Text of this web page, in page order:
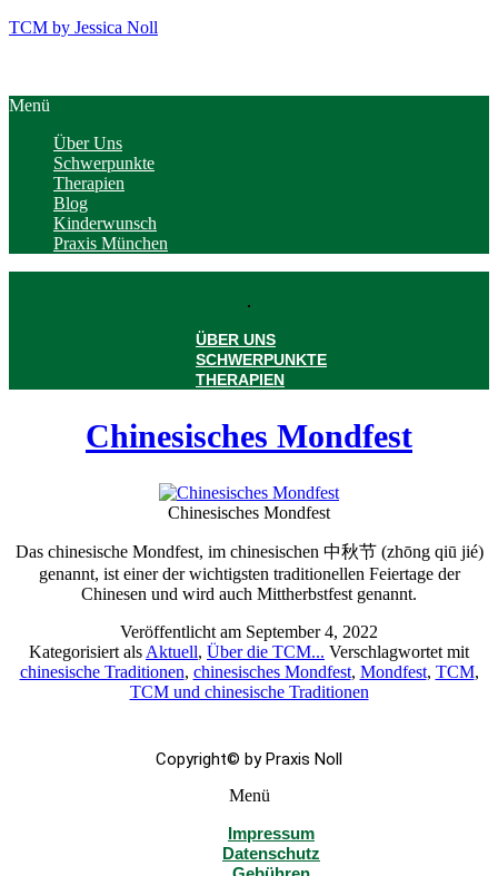
TCM by Jessica Noll
Menü
Über Uns
Schwerpunkte
Therapien
Blog
Kinderwunsch
Praxis München
ÜBER UNS
SCHWERPUNKTE
THERAPIEN
PRAXIS MÜNCHEN
Chinesisches Mondfest
Chinesisches Mondfest
Das chinesische Mondfest, im chinesischen 中秋节 (zhōng qiū jié)
genannt, ist einer der wichtigsten traditionellen Feiertage der
Chinesen und wird auch Mittherbstfest genannt.
Veröffentlicht am September 4, 2022
Kategorisiert als Aktuell, Über die TCM... Verschlagwortet mit
chinesische Traditionen, chinesisches Mondfest, Mondfest, TCM,
TCM und chinesische Traditionen
Copyright© by Praxis Noll
Menü
Impressum
Datenschutz